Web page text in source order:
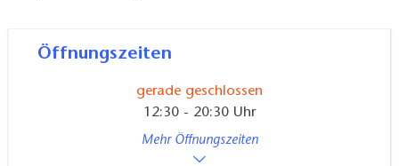
Öffnungszeiten
gerade geschlossen
12:30 - 20:30 Uhr
Mehr Öffnungszeiten